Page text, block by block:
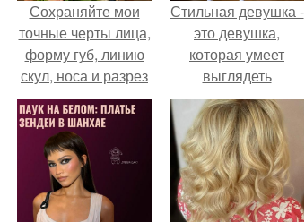
Сохраняйте мои
точные черты лица,
форму губ, линию
скул, носа и разрез
глаз.
Стильная девушка -
это девушка,
которая умеет
выглядеть
привлекательно и
элегантно в любои
ситуации.